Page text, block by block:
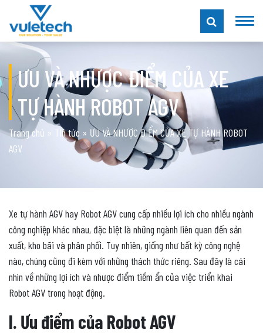
ƯU VÀ NHƯỢC ĐIỂM CỦA XE
TỰ HÀNH ROBOT AGV
Trang chủ » Tin tức » ƯU VÀ NHƯỢC ĐIỂM CỦA XE TỰ HÀNH ROBOT
AGV
Xe tự hành AGV hay Robot AGV cung cấp nhiều lợi ích cho nhiều ngành
công nghiệp khác nhau, đặc biệt là những ngành liên quan đến sản
xuất, kho bãi và phân phối. Tuy nhiên, giống như bất kỳ công nghệ
nào, chúng cũng đi kèm với những thách thức riêng. Sau đây là cái
nhìn về những lợi ích và nhược điểm tiềm ẩn của việc triển khai
Robot AGV trong hoạt động.
I. Ưu điểm của Robot AGV